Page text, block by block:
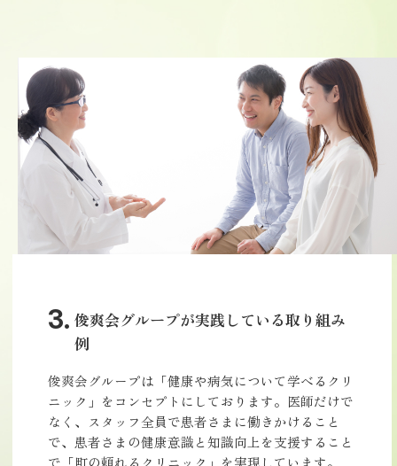
俊爽会グループが実践している取り組み
例
俊爽会グループは「健康や病気について学べるクリ
ニック」をコンセプトにしております。医師だけで
なく、スタッフ全員で患者さまに働きかけること
で、患者さまの健康意識と知識向上を支援すること
で「町の頼れるクリニック」を実現しています。